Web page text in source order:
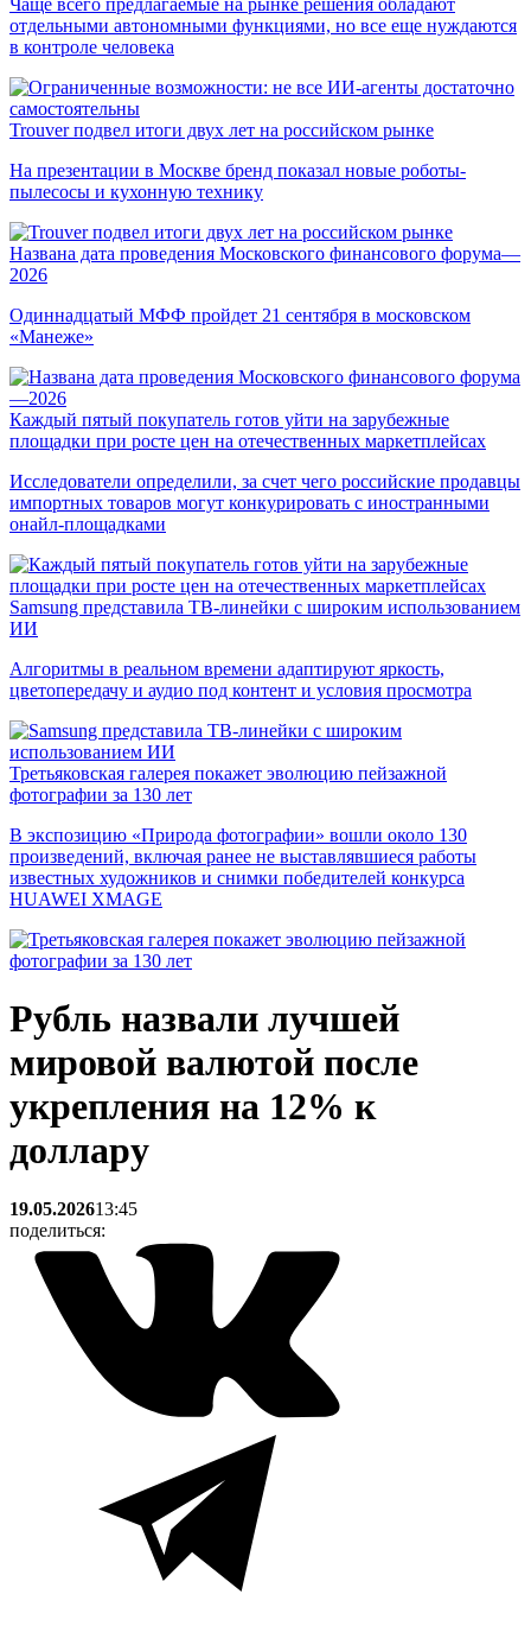
Чаще всего предлагаемые на рынке решения обладают
отдельными автономными функциями, но все еще нуждаются
в контроле человека
Trouver подвел итоги двух лет на российском рынке
На презентации в Москве бренд показал новые роботы-
пылесосы и кухонную технику
Названа дата проведения Московского финансового форума—
2026
Одиннадцатый МФФ пройдет 21 сентября в московском
«Манеже»
Каждый пятый покупатель готов уйти на зарубежные
площадки при росте цен на отечественных маркетплейсах
Исследователи определили, за счет чего российские продавцы
импортных товаров могут конкурировать с иностранными
онайл-площадками
Samsung представила ТВ-линейки с широким использованием
ИИ
Алгоритмы в реальном времени адаптируют яркость,
цветопередачу и аудио под контент и условия просмотра
Третьяковская галерея покажет эволюцию пейзажной
фотографии за 130 лет
В экспозицию «Природа фотографии» вошли около 130
произведений, включая ранее не выставлявшиеся работы
известных художников и снимки победителей конкурса
HUAWEI XMAGE
Рубль назвали лучшей
мировой валютой после
укрепления на 12% к
доллару
19.05.202613:45
поделиться: